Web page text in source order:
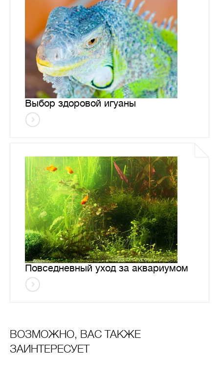
Выбор здоровой игуаны
Повседневный уход за аквариумом
ВОЗМОЖНО, ВАС ТАКЖЕ
ЗАИНТЕРЕСУЕТ